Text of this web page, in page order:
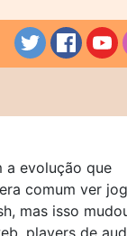
a evolução que
comum ver
mas isso
players de